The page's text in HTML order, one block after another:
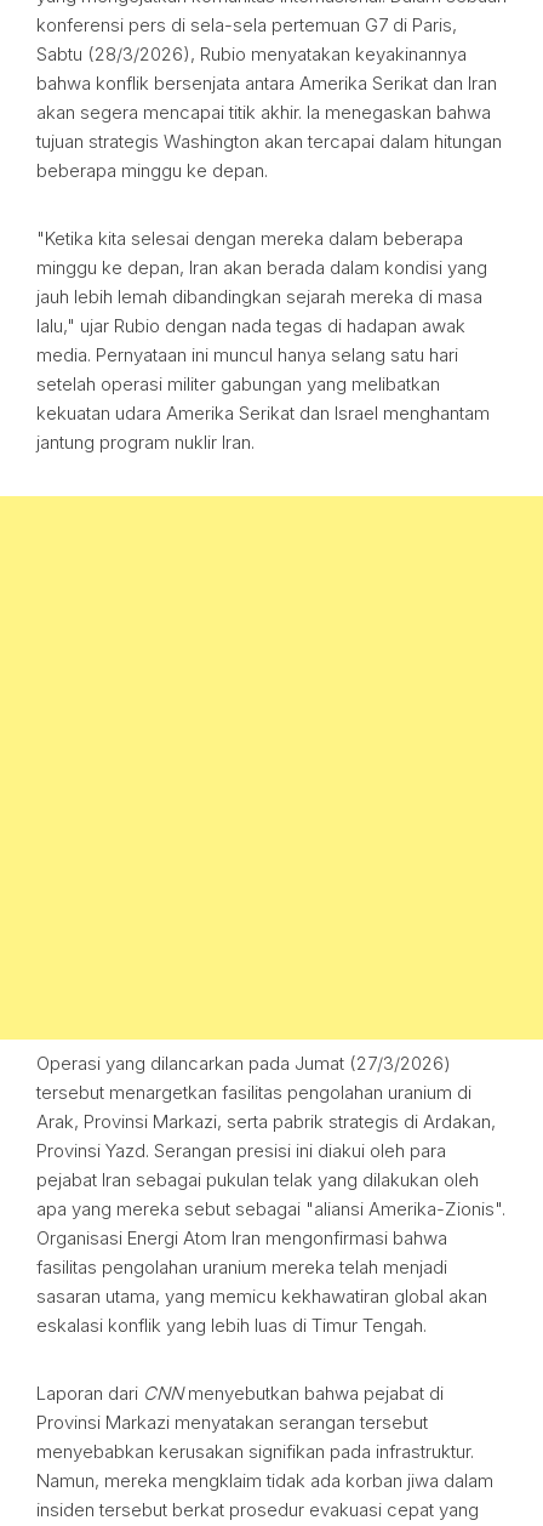
konferensi pers di sela-sela pertemuan G7 di Paris,
Sabtu (28/3/2026), Rubio menyatakan keyakinannya
bahwa konflik bersenjata antara Amerika Serikat dan Iran
akan segera mencapai titik akhir. Ia menegaskan bahwa
tujuan strategis Washington akan tercapai dalam hitungan
beberapa minggu ke depan.
"Ketika kita selesai dengan mereka dalam beberapa
minggu ke depan, Iran akan berada dalam kondisi yang
jauh lebih lemah dibandingkan sejarah mereka di masa
lalu," ujar Rubio dengan nada tegas di hadapan awak
media. Pernyataan ini muncul hanya selang satu hari
setelah operasi militer gabungan yang melibatkan
kekuatan udara Amerika Serikat dan Israel menghantam
jantung program nuklir Iran.
Operasi yang dilancarkan pada Jumat (27/3/2026)
tersebut menargetkan fasilitas pengolahan uranium di
Arak, Provinsi Markazi, serta pabrik strategis di Ardakan,
Provinsi Yazd. Serangan presisi ini diakui oleh para
pejabat Iran sebagai pukulan telak yang dilakukan oleh
apa yang mereka sebut sebagai "aliansi Amerika-Zionis".
Organisasi Energi Atom Iran mengonfirmasi bahwa
fasilitas pengolahan uranium mereka telah menjadi
sasaran utama, yang memicu kekhawatiran global akan
eskalasi konflik yang lebih luas di Timur Tengah.
Laporan dari CNNmenyebutkan bahwa pejabat di
Provinsi Markazi menyatakan serangan tersebut
menyebabkan kerusakan signifikan pada infrastruktur.
Namun, mereka mengklaim tidak ada korban jiwa dalam
insiden tersebut berkat prosedur evakuasi cepat yang